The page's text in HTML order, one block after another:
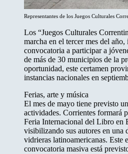
Representantes de los Juegos Culturales
Los “Juegos Culturales
marcha en el tercer mes del
convocatoria a participar a
de más de 30 municipios de la
oportunidad, este certamen
instancias nacionales en
Ferias, arte y música
El mes de mayo tiene previsto
actividades. Corrientes formará
Feria Internacional del Libro en
visibilizando sus autores en una
vidrieras latinoamericanas. Este
convocatoria masiva está